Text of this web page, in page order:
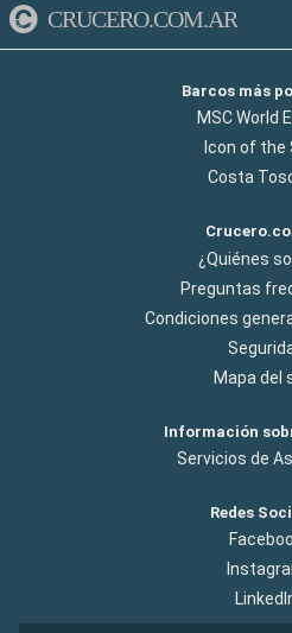
CRUCERO.COM.AR
Barcos más
MSC World
Icon of the
Costa
¿Quiénes
Preguntas
Condiciones
Mapa del
Información
Servicios de
Redes